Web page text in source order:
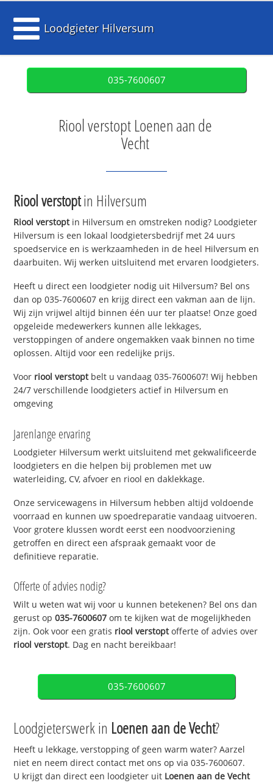
Loodgieter Hilversum
035-7600607
Riool verstopt Loenen aan de
Vecht
Riool verstoptin Hilversum
Riool verstoptin Hilversum en omstreken nodig? Loodgieter
Hilversum is een lokaal loodgietersbedrijf met 24 uurs
spoedservice en is werkzaamheden in de heel Hilversum en
daarbuiten. Wij werken uitsluitend met ervaren loodgieters.
Heeft u direct een loodgieter nodig uit Hilversum? Bel ons
dan op 035-7600607 en krijg direct een vakman aan de lijn.
Wij zijn vrijwel altijd binnen één uur ter plaatse! Onze goed
opgeleide medewerkers kunnen alle lekkages,
verstoppingen of andere ongemakken vaak binnen no time
oplossen. Altijd voor een redelijke prijs.
Voor riool verstoptbelt u vandaag 035-7600607! Wij hebben
24/7 verschillende loodgieters actief in Hilversum en
omgeving
Jarenlange ervaring
Loodgieter Hilversum werkt uitsluitend met gekwalificeerde
loodgieters en die helpen bij problemen met uw
waterleiding, CV, afvoer en riool en daklekkage.
Onze servicewagens in Hilversum hebben altijd voldoende
voorraad en kunnen uw spoedreparatie vandaag uitvoeren.
Voor grotere klussen wordt eerst een noodvoorziening
getroffen en direct een afspraak gemaakt voor de
definitieve reparatie.
Offerte of advies nodig?
Wilt u weten wat wij voor u kunnen betekenen? Bel ons dan
gerust op035-7600607 om te kijken wat de mogelijkheden
zijn. Ook voor een gratis riool verstoptofferte of advies over
riool verstopt. Dag en nacht bereikbaar!
035-7600607
Loodgieterswerk in Loenen aan de Vecht?
Heeft u lekkage, verstopping of geen warm water? Aarzel
niet en neem direct contact met ons op via 035-7600607.
U krijgt dan direct een loodgieter uit Loenen aan de Vecht